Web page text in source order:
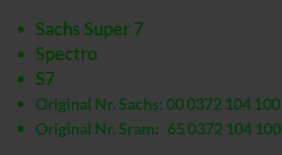
Sachs Super 7
Spectro
S7
Original Nr. Sachs: 00 0372 104 100
Original Nr. Sram: 65 0372 104 100